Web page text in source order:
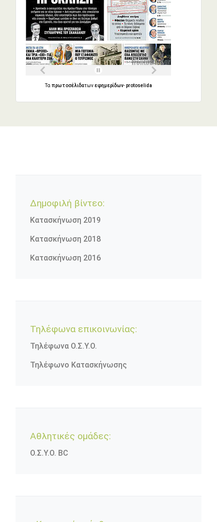
Τα πρωτοσέλιδατων εφημερίδων-protoselida
Δημοφιλή βίντεο:
Κατασκήνωση 2019
Κατασκήνωση 2018
Κατασκήνωση 2016
Τηλέφωνα επικοινωνίας:
Τηλέφωνα Ο.Σ.Υ.Ο.
Τηλέφωνο Κατασκήνωσης
Αθλητικές ομάδες:
Ο.Σ.Υ.Ο. BC